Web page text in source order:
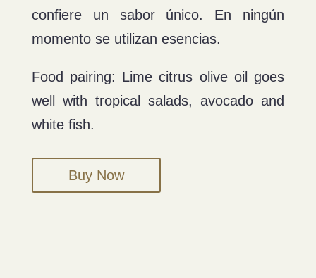
confiere un sabor único. En ningún
momento se utilizan esencias.
Food pairing: Lime citrus olive oil goes
well with tropical salads, avocado and
white fish.
Buy Now